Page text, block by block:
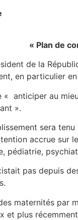
« Plan de
de la
en particulier
« anticiper au
».
sera
accrue sur
pédiatrie,
pas depuis
maternités par
et plus